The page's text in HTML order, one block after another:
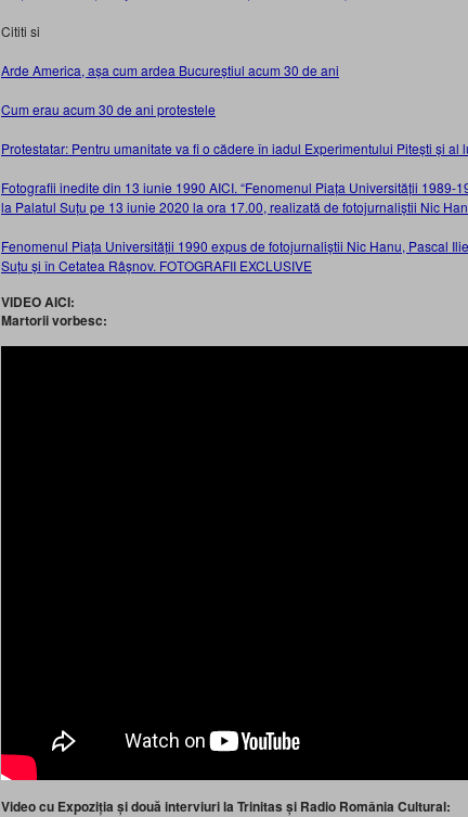
Cititi si
Arde America, așa cum ardea Bucureștiul acum 30 de ani
Cum erau acum 30 de ani protestele
Protestatar: Pentru umanitate va fi o cădere în iadul Experimentului Pitești și al
Fotografii inedite din 13 iunie 1990 AICI. “Fenomenul Piața Universității 1989-
la Palatul Suțu pe 13 iunie 2020 la ora 17.00, realizată de fotojurnaliștii Nic
Fenomenul Piața Universității 1990 expus de fotojurnaliștii Nic Hanu, Pascal
Suțu și în Cetatea Râșnov. FOTOGRAFII EXCLUSIVE
VIDEO AICI:
Martorii vorbesc:
Video cu Expoziția și două interviuri la Trinitas și Radio România Cultural: